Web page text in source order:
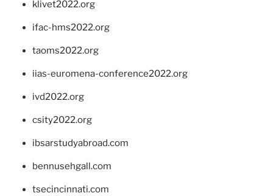
klivet2022.org
ifac-hms2022.org
taoms2022.org
iias-euromena-conference2022.org
ivd2022.org
csity2022.org
ibsarstudyabroad.com
bennusehgall.com
tsecincinnati.com